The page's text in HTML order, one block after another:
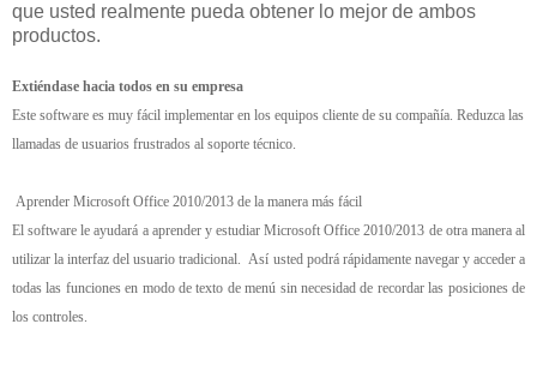
que usted realmente pueda obtener lo mejor de ambos
productos.
Extiéndase hacia todos en su empresa
Este software es muy fácil implementar en los equipos cliente de su compañía. Reduzca las
llamadas de usuarios frustrados al soporte técnico.
Aprender Microsoft Office 2010/2013 de la manera más fácil
El software le ayudará a aprender y estudiar Microsoft Office 2010/2013 de otra manera al
utilizar la interfaz del usuario tradicional. Así usted podrá rápidamente navegar y acceder a
todas las funciones en modo de texto de menú sin necesidad de recordar las posiciones de
los controles.